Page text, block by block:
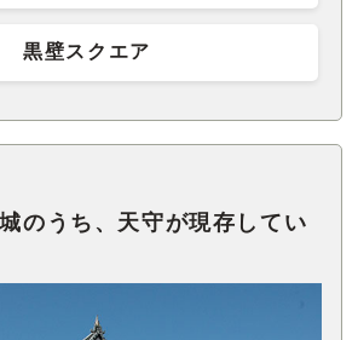
黒壁スクエア
のうち、天守が現存してい